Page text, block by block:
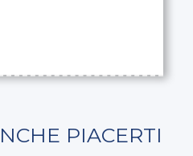
PIACERTI